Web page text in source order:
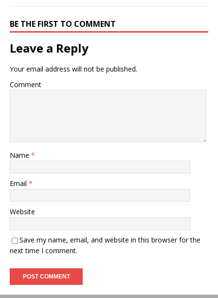
BE THE FIRST TO COMMENT
Leave a Reply
Your email address will not be published.
Comment
Name *
Email *
Website
Save my name, email, and website in this browser for the
next time I comment.